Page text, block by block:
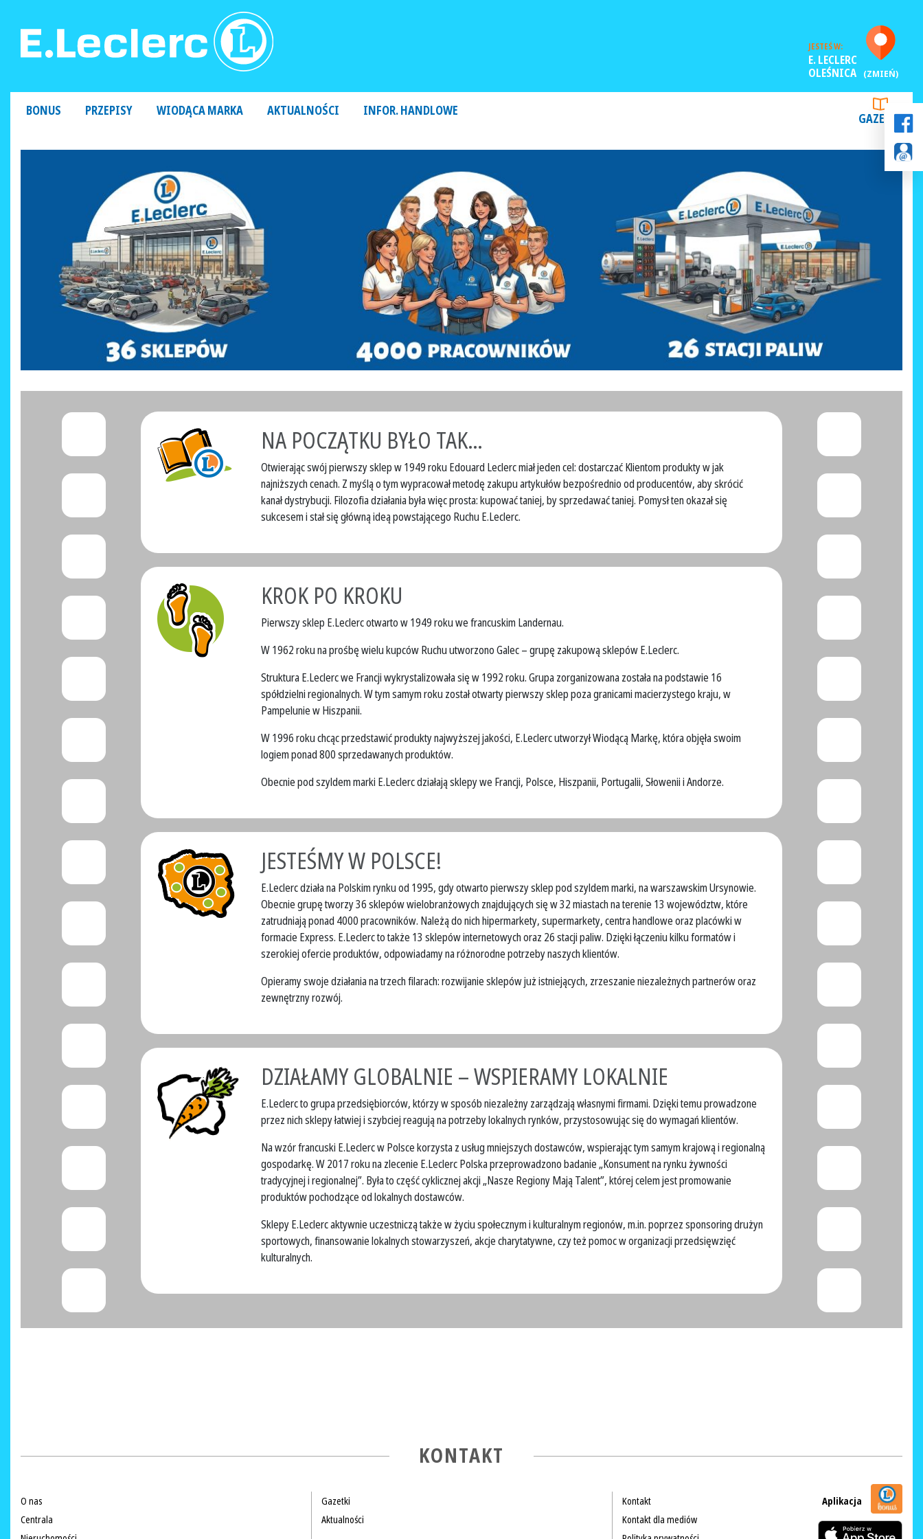
JESTEŚ W:
E. LECLERC
OLEŚNICA
(ZMIEŃ)
BONUS PRZEPISY WIODĄCA MARKA AKTUALNOŚCI INFOR. HANDLOWE GAZETKI
NA POCZĄTKU BYŁO TAK…
Otwierając swój pierwszy sklep w 1949 roku Edouard Leclerc miał jeden cel: dostarczać Klientom produkty w jak
najniższych cenach. Z myślą o tym wypracował metodę zakupu artykułów bezpośrednio od producentów, aby skrócić
kanał dystrybucji. Filozofia działania była więc prosta: kupować taniej, by sprzedawać taniej. Pomysł ten okazał się
sukcesem i stał się główną ideą powstającego Ruchu E.Leclerc.
KROK PO KROKU
Pierwszy sklep E.Leclerc otwarto w 1949 roku we francuskim Landernau.
W 1962 roku na prośbę wielu kupców Ruchu utworzono Galec – grupę zakupową sklepów E.Leclerc.
Struktura E.Leclerc we Francji wykrystalizowała się w 1992 roku. Grupa zorganizowana została na podstawie 16
spółdzielni regionalnych. W tym samym roku został otwarty pierwszy sklep poza granicami macierzystego kraju, w
Pampelunie w Hiszpanii.
W 1996 roku chcąc przedstawić produkty najwyższej jakości, E.Leclerc utworzył Wiodącą Markę, która objęła swoim
logiem ponad 800 sprzedawanych produktów.
Obecnie pod szyldem marki E.Leclerc działają sklepy we Francji, Polsce, Hiszpanii, Portugalii, Słowenii i Andorze.
JESTEŚMY W POLSCE!
E.Leclerc działa na Polskim rynku od 1995, gdy otwarto pierwszy sklep pod szyldem marki, na warszawskim Ursynowie.
Obecnie grupę tworzy 36 sklepów wielobranżowych znajdujących się w 32 miastach na terenie 13 województw, które
zatrudniają ponad 4000 pracowników. Należą do nich hipermarkety, supermarkety, centra handlowe oraz placówki w
formacie Express. E.Leclerc to także 13 sklepów internetowych oraz 26 stacji paliw. Dzięki łączeniu kilku formatów i
szerokiej ofercie produktów, odpowiadamy na różnorodne potrzeby naszych klientów.
Opieramy swoje działania na trzech filarach: rozwijanie sklepów już istniejących, zrzeszanie niezależnych partnerów oraz
zewnętrzny rozwój.
DZIAŁAMY GLOBALNIE – WSPIERAMY LOKALNIE
E.Leclerc to grupa przedsiębiorców, którzy w sposób niezależny zarządzają własnymi firmami. Dzięki temu prowadzone
przez nich sklepy łatwiej i szybciej reagują na potrzeby lokalnych rynków, przystosowując się do wymagań klientów.
Na wzór francuski E.Leclerc w Polsce korzysta z usług mniejszych dostawców, wspierając tym samym krajową i regionalną
gospodarkę. W 2017 roku na zlecenie E.Leclerc Polska przeprowadzono badanie „Konsument na rynku żywności
tradycyjnej i regionalnej”. Była to część cyklicznej akcji „Nasze Regiony Mają Talent”, której celem jest promowanie
produktów pochodzące od lokalnych dostawców.
Sklepy E.Leclerc aktywnie uczestniczą także w życiu społecznym i kulturalnym regionów, m.in. poprzez sponsoring drużyn
sportowych, finansowanie lokalnych stowarzyszeń, akcje charytatywne, czy też pomoc w organizacji przedsięwzięć
kulturalnych.
KONTAKT
O nas
Centrala
Gazetki
Aktualności
Kontakt
Kontakt dla mediów
Aplikacja